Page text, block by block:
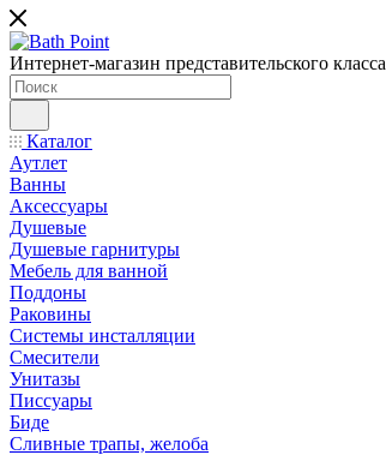
Интернет-магазин представительского класса
Каталог
Аутлет
Ванны
Аксессуары
Душевые
Душевые гарнитуры
Мебель для ванной
Поддоны
Раковины
Системы инсталляции
Смесители
Унитазы
Писсуары
Биде
Сливные трапы, желоба